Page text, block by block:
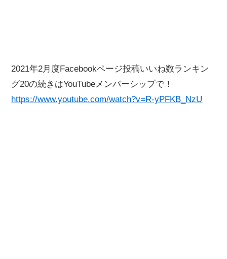
2021年2月度Facebookページ投稿いいね数ランキン
グ20の続きはYouTubeメンバーシップで！
https://www.youtube.com/watch?v=R-yPFKB_NzU